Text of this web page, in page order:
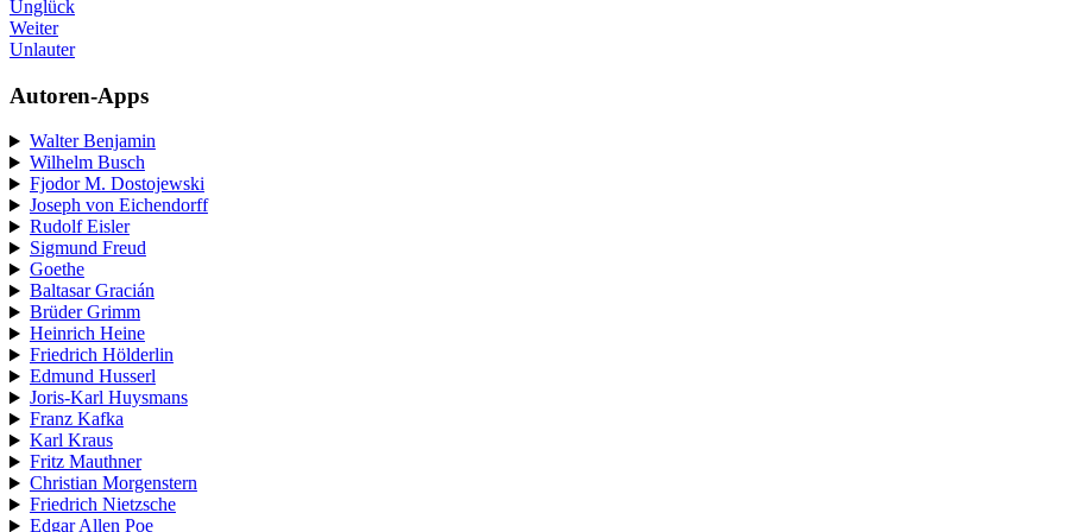
Unglück
Weiter
Unlauter
Autoren-Apps
Walter Benjamin
Wilhelm Busch
Fjodor M. Dostojewski
Joseph von Eichendorff
Rudolf Eisler
Sigmund Freud
Goethe
Baltasar Gracián
Brüder Grimm
Heinrich Heine
Friedrich Hölderlin
Edmund Husserl
Joris-Karl Huysmans
Franz Kafka
Karl Kraus
Fritz Mauthner
Christian Morgenstern
Friedrich Nietzsche
Edgar Allen Poe